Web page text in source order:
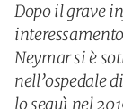
Dopo il grave
Neymar si è
nell’ospedale
lo seguì nel